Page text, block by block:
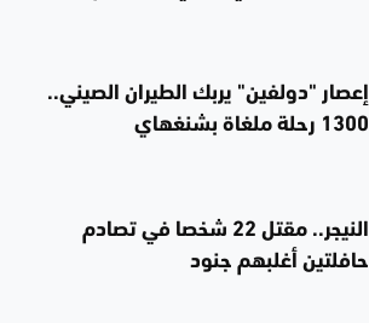
إعصار "دولفين" يربك الطيران الصيني..
1300 رحلة ملغاة بشنغهاي
النيجر.. مقتل 22 شخصا في تصادم
حافلتين أغلبهم جنود